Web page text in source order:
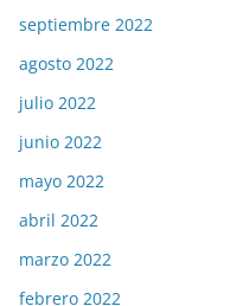
septiembre 2022
agosto 2022
julio 2022
junio 2022
mayo 2022
abril 2022
marzo 2022
febrero 2022